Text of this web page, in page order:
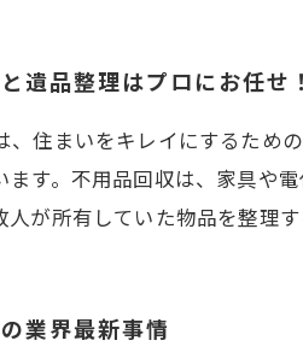
遺品整理はプロにお任
、住まいをキレイにするため
ます。不用品回収は、家具や
人が所有していた物品を整理
業界最新事情